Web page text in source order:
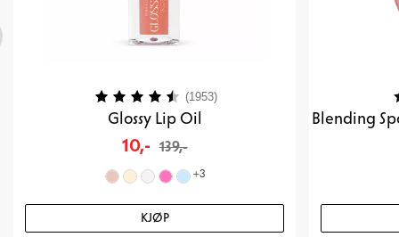
Glossy Lip Oil
10,- 139,-
+3
KJØP
Karakter: (1953)4.2 av 5 mulige